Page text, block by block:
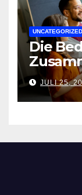
UNCATEGORIZED
Die
JULI 25,